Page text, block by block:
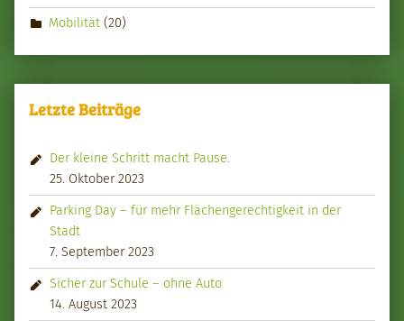
Mobilität (20)
Letzte Beiträge
Der kleine Schritt macht Pause.
25. Oktober 2023
Parking Day – für mehr Flächengerechtigkeit in der
Stadt
7. September 2023
Sicher zur Schule – ohne Auto
14. August 2023